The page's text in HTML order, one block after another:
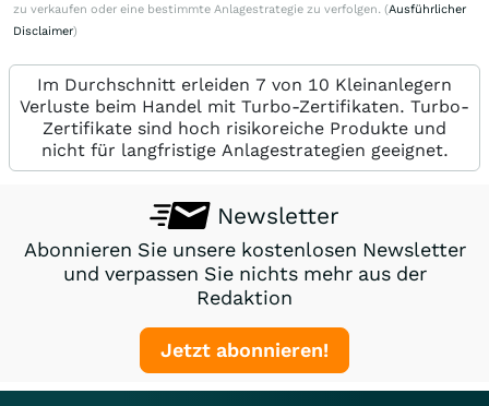
zu verkaufen oder eine bestimmte Anlagestrategie zu verfolgen. (Ausführlicher
Disclaimer)
Im Durchschnitt erleiden 7 von 10 Kleinanlegern
Verluste beim Handel mit Turbo-Zertifikaten. Turbo-
Zertifikate sind hoch risikoreiche Produkte und
nicht für langfristige Anlagestrategien geeignet.
Newsletter
Abonnieren Sie unsere kostenlosen Newsletter
und verpassen Sie nichts mehr aus der
Redaktion
Jetzt abonnieren!